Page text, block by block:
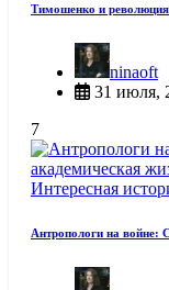
Тимошенко и
ninaoft
31 июля,
7
Интересная
Антропологи на войне: